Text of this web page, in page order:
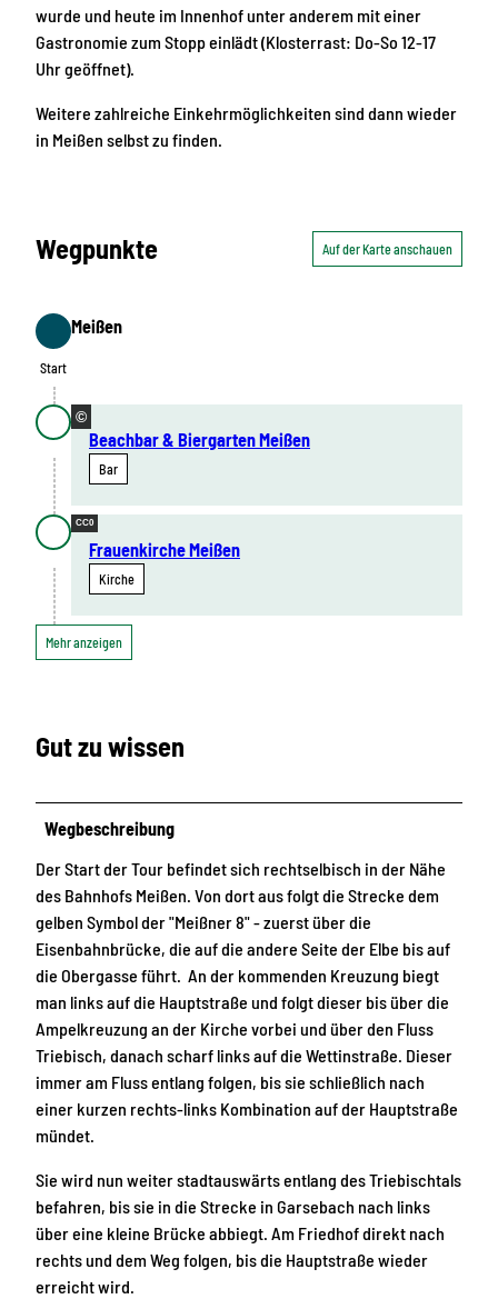
wurde und heute im Innenhof unter anderem mit einer
Gastronomie zum Stopp einlädt (Klosterrast: Do-So 12-17
Uhr geöffnet).
Weitere zahlreiche Einkehrmöglichkeiten sind dann wieder
in Meißen selbst zu finden.
Wegpunkte Auf der Karte anschauen
Start
Start
Meißen
©
Beachbar & Biergarten Meißen
Bar
CC0
Frauenkirche Meißen
Kirche
Mehr anzeigen
Gut zu wissen
Wegbeschreibung
Der Start der Tour befindet sich rechtselbisch in der Nähe
des Bahnhofs Meißen. Von dort aus folgt die Strecke dem
gelben Symbol der "Meißner 8" - zuerst über die
Eisenbahnbrücke, die auf die andere Seite der Elbe bis auf
die Obergasse führt. An der kommenden Kreuzung biegt
man links auf die Hauptstraße und folgt dieser bis über die
Ampelkreuzung an der Kirche vorbei und über den Fluss
Triebisch, danach scharf links auf die Wettinstraße. Dieser
immer am Fluss entlang folgen, bis sie schließlich nach
einer kurzen rechts-links Kombination auf der Hauptstraße
mündet.
Sie wird nun weiter stadtauswärts entlang des Triebischtals
befahren, bis sie in die Strecke in Garsebach nach links
über eine kleine Brücke abbiegt. Am Friedhof direkt nach
rechts und dem Weg folgen, bis die Hauptstraße wieder
erreicht wird.